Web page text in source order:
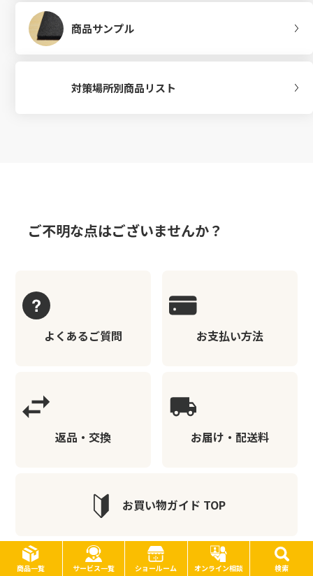
商品一覧 サービス一覧 ショールーム オンライン相談 検索
商品サンプル
対策場所別商品リスト
ご不明な点はございませんか？
よくあるご質問 お支払い方法
返品・交換 お届け・配送料
お買い物ガイド TOP